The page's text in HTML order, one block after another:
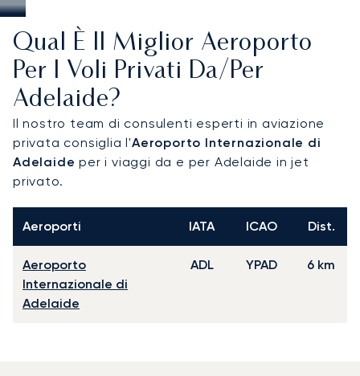
Qual È Il Miglior Aeroporto
Per I Voli Privati Da/per
Adelaide?
Il nostro team di consulenti esperti in aviazione
privata consiglia l'Aeroporto Internazionale di
Adelaide per i viaggi da e per Adelaide in jet
privato.
Aeroporti IATA ICAO Dist.
Aeroporto
Internazionale di
Adelaide
ADL YPAD 6 km